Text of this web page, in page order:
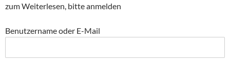
zum Weiterlesen, bitte anmelden
Benutzername oder E-Mail